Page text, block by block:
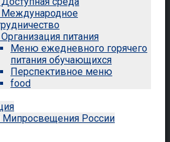
Международное
Организация питания
Меню ежедневного горячего
питания обучающихся
Перспективное меню
food
Мипросвещения России